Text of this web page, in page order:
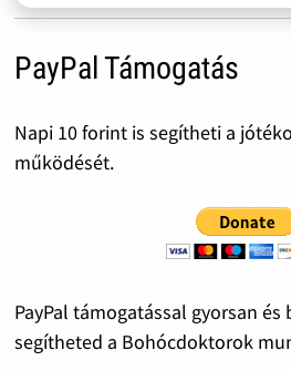
PayPal Támogatás
Napi 10 forint is segítheti a
működését.
PayPal támogatással gyorsan és
segítheted a Bohócdoktorok